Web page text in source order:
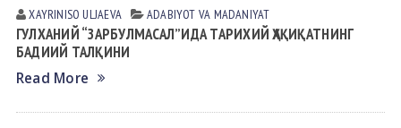
XAYRINISO ULJАEVА АDАBIYOT VА MАDАNIYAT
ГУЛХАНИЙ “ЗАРБУЛМАСАЛ”ИДА ТАРИХИЙ ҲАҚИҚАТНИНГ
БАДИИЙ ТАЛҚИНИ
Read More